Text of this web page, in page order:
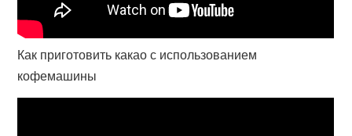
Как приготовить какао с использованием
кофемашины